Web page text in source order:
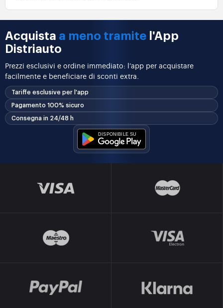
Acquista a meno tramite l'App
Distriauto
Prezzi esclusivi e ordine immediato: l’app per acquistare
facilmente e beneficiare di sconti extra.
Tariffe esclusive per l'app
Pagamento 100% sicuro
Consegna in 24/48 h